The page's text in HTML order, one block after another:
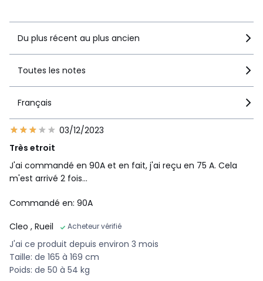
Du plus récent au plus ancien
Toutes les notes
Français
03/12/2023
Très etroit
J'ai commandé en 90A et en fait, j'ai reçu en 75 A. Cela
m'est arrivé 2 fois...
Commandé en: 90A
Cleo , Rueil Acheteur vérifié
J'ai ce produit depuis environ 3 mois
Taille: de 165 à 169 cm
Poids: de 50 à 54 kg